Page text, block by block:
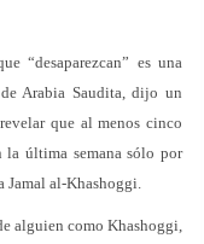
“desaparezcan” es una
Arabia Saudita, dijo un
que al menos cinco
la última semana sólo por
al-Khashoggi.
alguien como Khashoggi,